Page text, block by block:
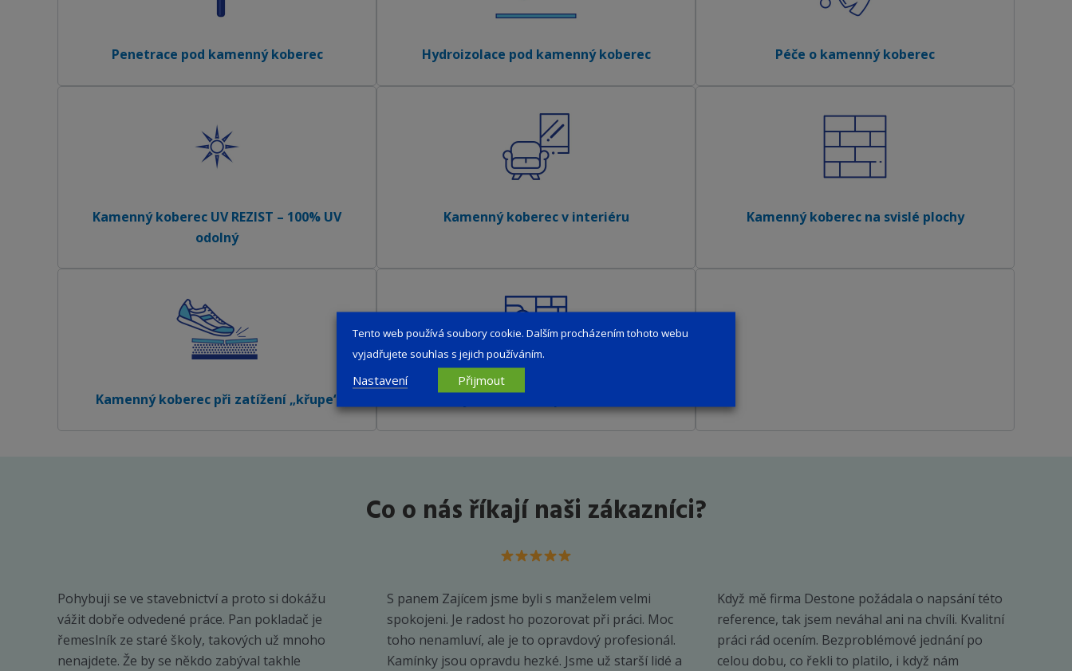
Penetrace pod kamenný koberec Hydroizolace pod kamenný koberec Péče o kamenný koberec
Kamenný koberec UV REZIST – 100% UV
odolný
Kamenný koberec v interiéru Kamenný koberec na svislé plochy
Kamenný koberec při zatížení „křupe“
Co o nás říkají naši zákazníci?
Pohybuji se ve stavebnictví a proto si dokážu
vážit dobře odvedené práce. Pan pokladač je
řemeslník ze staré školy, takových už mnoho
nenajdete. Že by se někdo zabýval takhle
S panem Zajícem jsme byli s manželem velmi
spokojeni. Je radost ho pozorovat při práci. Moc
toho nenamluví, ale je to opravdový profesionál.
Kamínky jsou opravdu hezké. Jsme už starší lidé a
Když mě firma Destone požádala o napsání této
reference, tak jsem neváhal ani na chvíli. Kvalitní
práci rád ocením. Bezproblémové jednání po
celou dobu, co řekli to platilo, i když nám
Tento web používá soubory cookie. Dalším procházením tohoto webu
vyjadřujete souhlas s jejich používáním.
Nastavení Přijmout